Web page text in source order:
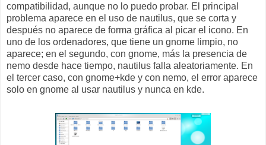
compatibilidad, aunque no lo puedo probar. El principal
problema aparece en el uso de nautilus, que se corta y
después no aparece de forma gráfica al picar el icono. En
uno de los ordenadores, que tiene un gnome limpio, no
aparece; en el segundo, con gnome, más la presencia de
nemo desde hace tiempo, nautilus falla aleatoriamente. En
el tercer caso, con gnome+kde y con nemo, el error aparece
solo en gnome al usar nautilus y nunca en kde.